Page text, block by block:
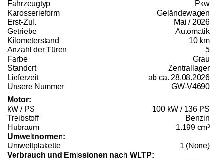
Fahrzeugtyp
Pkw
Karosserieform
Geländewagen
Erst-Zul.
Mai / 2026
Getriebe
Automatik
Kilometerstand
10 km
Anzahl der Türen
5
Farbe
Grau
Standort
Zentrallager
Lieferzeit
ab ca. 28.08.2026
Unsere Nummer
GW-V4690
Motor:
kW / PS
100 kW / 136 PS
Treibstoff
Benzin
Hubraum
1.199 cm³
Umweltnormen:
Umweltplakette
1 (None)
Verbrauch und Emissionen nach WLTP: